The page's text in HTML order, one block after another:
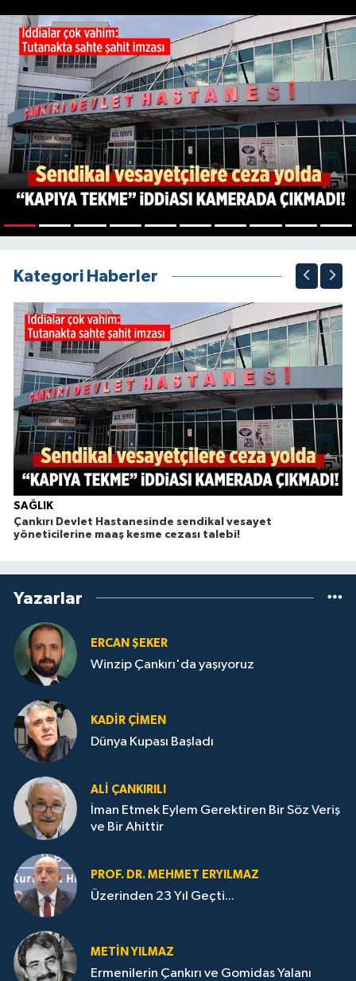
Kategori Haberler
SAĞLIK
Çankırı Devlet Hastanesinde sendikal vesayet
yöneticilerine maaş kesme cezası talebi!
Yazarlar
ERCAN ŞEKER
Winzip Çankırı'da yaşıyoruz
KADIR ÇIMEN
Dünya Kupası Başladı
ALI ÇANKIRILI
İman Etmek Eylem Gerektiren Bir Söz Veriş
ve Bir Ahittir
PROF. DR. MEHMET ERYILMAZ
Üzerinden 23 Yıl Geçti...
METIN YILMAZ
Ermenilerin Çankırı ve Gomidas Yalanı